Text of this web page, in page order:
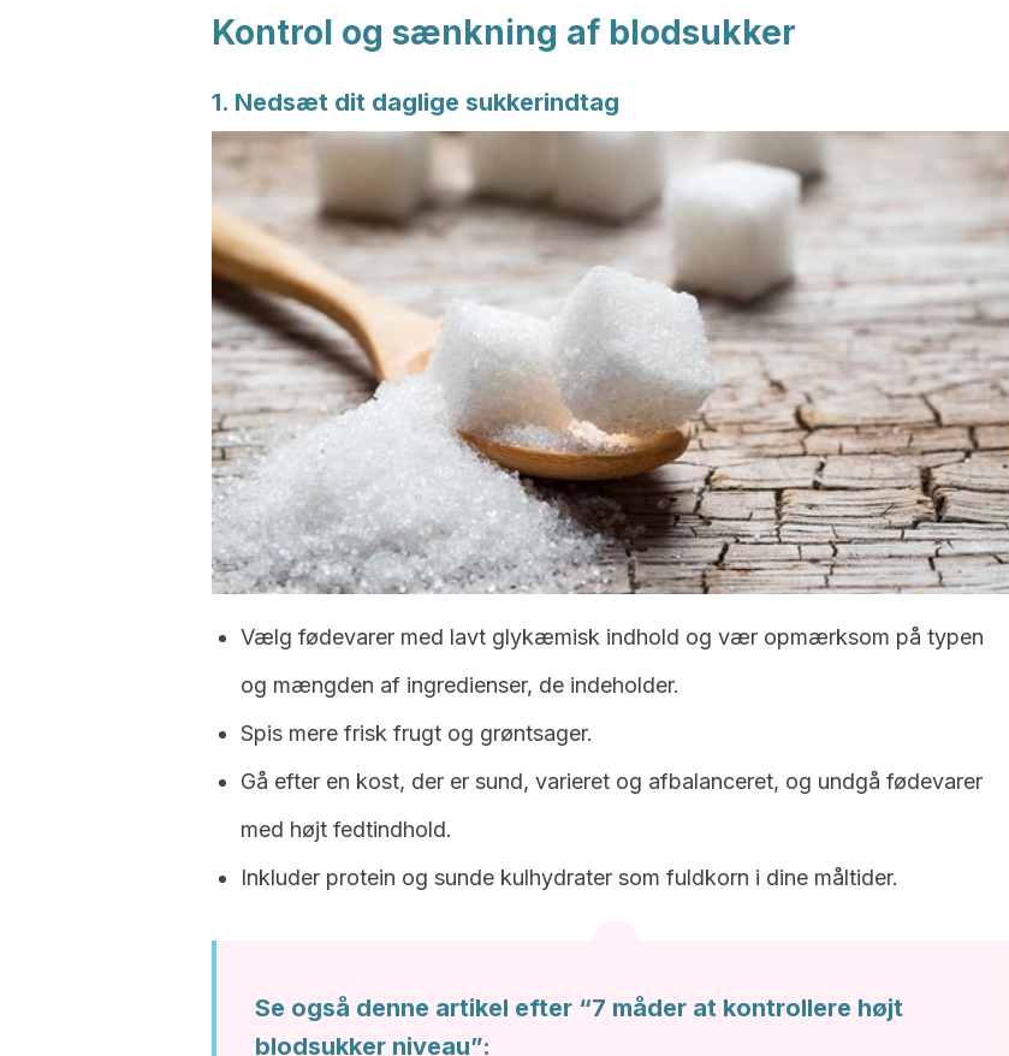
Kontrol og sænkning af blodsukker
1. Nedsæt dit daglige sukkerindtag
Vælg fødevarer med lavt glykæmisk indhold og vær opmærksom på typen
og mængden af ingredienser, de indeholder.
Spis mere frisk frugt og grøntsager.
Gå efter en kost, der er sund, varieret og afbalanceret, og undgå fødevarer
med højt fedtindhold.
Inkluder protein og sunde kulhydrater som fuldkorn i dine måltider.
Se også denne artikel efter “7 måder at kontrollere højt
blodsukker niveau”: